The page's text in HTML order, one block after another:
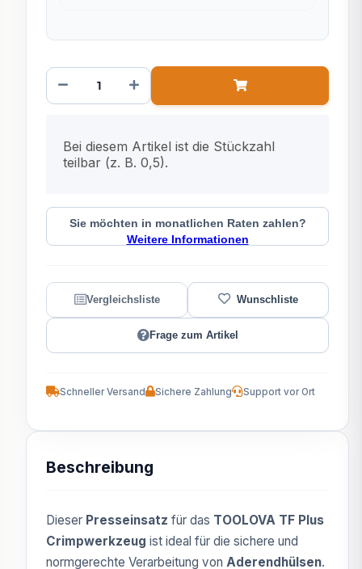
Bei diesem Artikel ist die Stückzahl
teilbar (z. B. 0,5).
Sie möchten in monatlichen Raten zahlen?
Weitere Informationen
Frage zum Artikel
Schneller Versand Sichere Zahlung Support vor Ort
Beschreibung
Dieser Presseinsatz für das TOOLOVA TF Plus
Crimpwerkzeug ist ideal für die sichere und
normgerechte Verarbeitung von Aderendhülsen.